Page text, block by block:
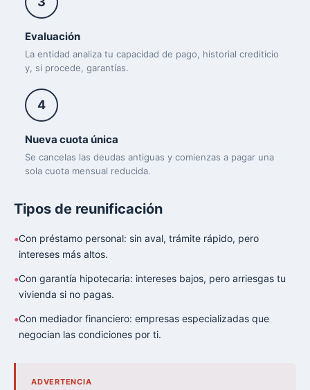
Evaluación
La entidad analiza tu capacidad de pago, historial crediticio
y, si procede, garantías.
4
Nueva cuota única
Se cancelas las deudas antiguas y comienzas a pagar una
sola cuota mensual reducida.
Tipos de reunificación
Con préstamo personal: sin aval, trámite rápido, pero
intereses más altos.
Con garantía hipotecaria: intereses bajos, pero arriesgas tu
vivienda si no pagas.
Con mediador financiero: empresas especializadas que
negocian las condiciones por ti.
ADVERTENCIA